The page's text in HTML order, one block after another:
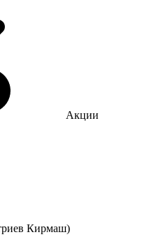
Акции
Кирмаш)